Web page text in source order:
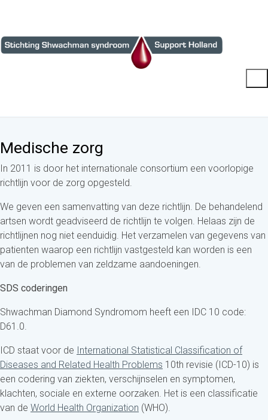
Medische zorg
In 2011 is door het internationale consortium een voorlopige
richtlijn voor de zorg opgesteld.
We geven een samenvatting van deze richtlijn. De behandelend
artsen wordt geadviseerd de richtlijn te volgen. Helaas zijn de
richtlijnen nog niet eenduidig. Het verzamelen van gegevens van
patienten waarop een richtlijn vastgesteld kan worden is een
van de problemen van zeldzame aandoeningen.
SDS coderingen
Shwachman Diamond Syndromom heeft een IDC 10 code:
D61.0.
ICD staat voor de International Statistical Classification of
Diseases and Related Health Problems 10th revisie (ICD-10) is
een codering van ziekten, verschijnselen en symptomen,
klachten, sociale en externe oorzaken. Het is een classificatie
van de World Health Organization (WHO).